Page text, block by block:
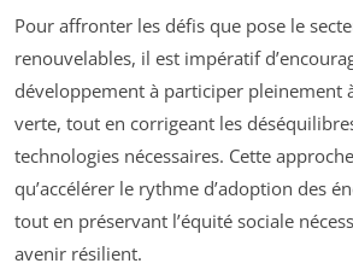
Pour affronter les défis que pose le
renouvelables, il est impératif
développement à participer pleinement
verte, tout en corrigeant les
technologies nécessaires. Cette
qu’accélérer le rythme d’adoption des
tout en préservant l’équité sociale
avenir résilient.